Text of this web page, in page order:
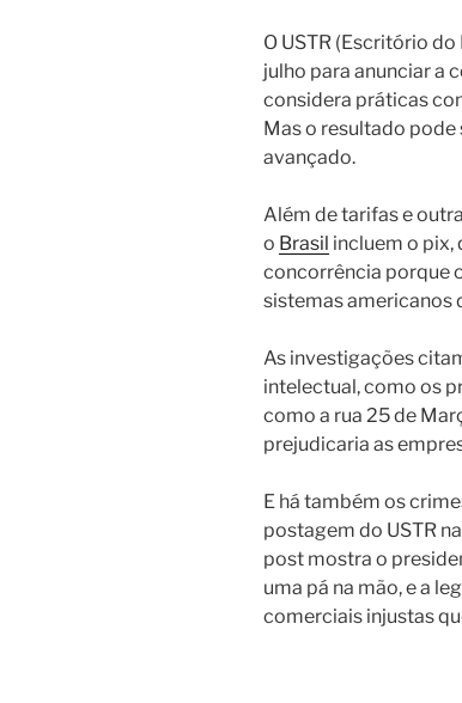
O USTR (Escritório
julho para anunciar a
considera práticas
Mas o resultado pode
avançado.
Além de tarifas e
o Brasil incluem o pix,
concorrência porque
sistemas americanos
As investigações
intelectual, como os
como a rua 25 de
prejudicaria as
E há também os
postagem do USTR
post mostra o
uma pá na mão, e a
comerciais injustas